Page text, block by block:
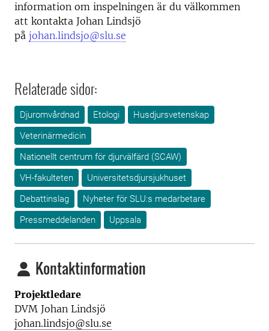
information om inspelningen är du välkommen
att kontakta Johan Lindsjö
på johan.lindsjo@slu.se
Relaterade sidor:
Djuromvårdnad Etologi
Husdjursvetenskap
Veterinärmedicin
Nationellt centrum för djurvälfärd (SCAW)
VH-fakulteten
Universitetsdjursjukhuset
Debattinslag
Nyheter för SLU:s medarbetare
Pressmeddelanden
Uppsala
Kontaktinformation
Projektledare
DVM Johan Lindsjö
johan.lindsjo@slu.se